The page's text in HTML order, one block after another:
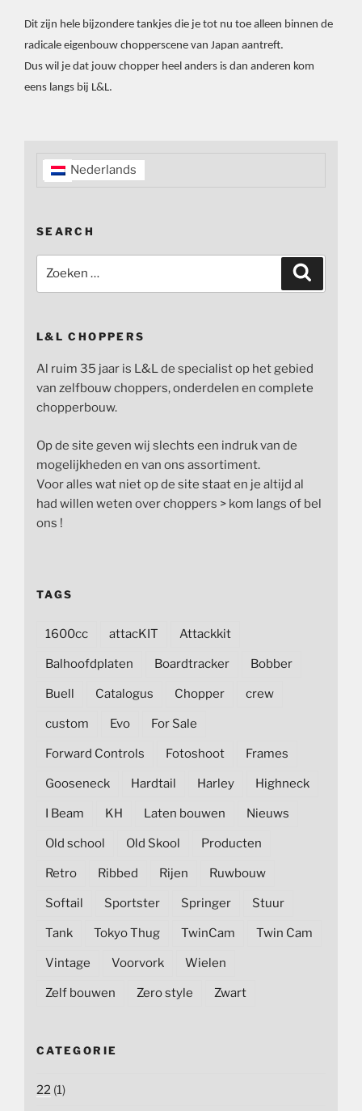
Dit zijn hele bijzondere tankjes die je tot nu toe alleen binnen de
radicale eigenbouw chopperscene van Japan aantreft.
Dus wil je dat jouw chopper heel anders is dan anderen kom
eens langs bij L&L.
Nederlands
SEARCH
naar:
L&L CHOPPERS
Al ruim 35 jaar is L&L de specialist op het gebied
van zelfbouw choppers, onderdelen en complete
chopperbouw.
Op de site geven wij slechts een indruk van de
mogelijkheden en van ons assortiment.
Voor alles wat niet op de site staat en je altijd al
had willen weten over choppers > kom langs of bel
ons !
TAGS
1600cc attacKIT Attackkit
Balhoofdplaten Boardtracker Bobber
Buell Catalogus Chopper crew
custom Evo For Sale
Forward Controls Fotoshoot Frames
Gooseneck Hardtail Harley Highneck
I Beam KH Laten bouwen Nieuws
Old school Old Skool Producten
Retro Ribbed Rijen Ruwbouw
Softail Sportster Springer Stuur
Tank Tokyo Thug TwinCam Twin Cam
Vintage Voorvork Wielen
Zelf bouwen Zero style Zwart
CATEGORIE
22 (1)